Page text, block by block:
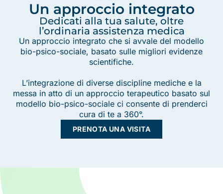
Un approccio integrato
Dedicati alla tua salute, oltre
l’ordinaria assistenza medica
Un approccio integrato che si avvale del modello
bio-psico-sociale, basato sulle migliori evidenze
scientifiche.
L’integrazione di diverse discipline mediche e la
messa in atto di un approccio terapeutico basato sul
modello bio-psico-sociale ci consente di prenderci
cura di te a 360°.
PRENOTA UNA VISITA